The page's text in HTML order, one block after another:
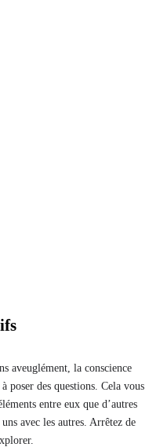
aveuglément, la conscience
poser des questions. Cela vous
entre eux que d’autres
avec les autres. Arrêtez de